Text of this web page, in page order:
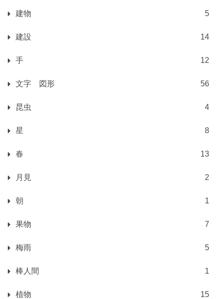
建物 5
建設 14
手 12
文字 図形 56
昆虫 4
星 8
春 13
月見 2
朝 1
果物 7
梅雨 5
棒人間 1
植物 15